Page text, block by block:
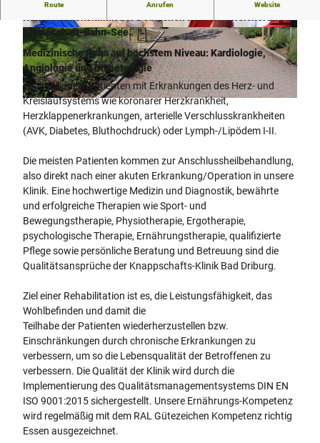
© Knappschafts-Klinik Bad Driburg
© Knappschafts-Klinik Bad Driburg © Knappschafts-Klinik Bad Driburg
Route Anrufen Website
Knappschaft-Bahn-See.
Medizinische Reha auf höchstem Niveau: Kardiologie,
Angiologie und Diabetologie
Wir behandeln Patienten mit Erkrankungen des Herz- und
Kreislaufsystems wie koronarer Herzkrankheit,
Herzklappenerkrankungen, arterielle Verschlusskrankheiten
(AVK, Diabetes, Bluthochdruck) oder Lymph-/Lipödem I-II.
Die meisten Patienten kommen zur Anschlussheilbehandlung,
also direkt nach einer akuten Erkrankung/Operation in unsere
Klinik. Eine hochwertige Medizin und Diagnostik, bewährte
und erfolgreiche Therapien wie Sport- und
Bewegungstherapie, Physiotherapie, Ergotherapie,
psychologische Therapie, Ernährungstherapie, qualifizierte
Pflege sowie persönliche Beratung und Betreuung sind die
Qualitätsansprüche der Knappschafts-Klinik Bad Driburg.
Ziel einer Rehabilitation ist es, die Leistungsfähigkeit, das
Wohlbefinden und damit die
Teilhabe der Patienten wiederherzustellen bzw.
Einschränkungen durch chronische Erkrankungen zu
verbessern, um so die Lebensqualität der Betroffenen zu
verbessern. Die Qualität der Klinik wird durch die
Implementierung des Qualitätsmanagementsystems DIN EN
ISO 9001:2015 sichergestellt. Unsere Ernährungs-Kompetenz
wird regelmäßig mit dem RAL Gütezeichen Kompetenz richtig
Essen ausgezeichnet.